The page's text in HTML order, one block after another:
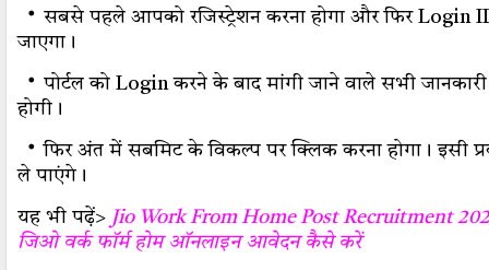
・ सबसे पहले आपको रजिस्ट्रेशन करना होगा और फिर Login
जाएगा।
・ पोर्टल को Login करने के बाद मांगी जाने वाले सभी
होगी।
・फिर अंत में सबमिट के विकल्प पर क्लिक करना होगा। इसी
ले पाएंगे।
यह भी पढ़ें> Jio Work From Home Post Recruitment
जिओ वर्क फॉर्म होम ऑनलाइन आवेदन कैसे करें